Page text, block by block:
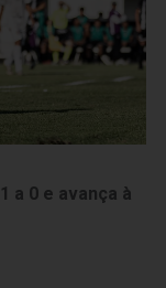
a 0 e avança à